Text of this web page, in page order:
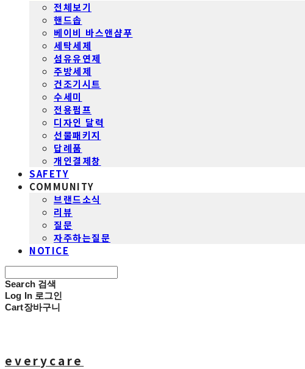
전체보기
핸드솝
베이비 바스앤샴푸
세탁세제
섬유유연제
주방세제
건조기시트
수세미
전용펌프
디자인 달력
선물패키지
답례품
개인결제창
SAFETY
COMMUNITY
브랜드소식
리뷰
질문
자주하는질문
NOTICE
Search 검색
Log In 로그인
Cart장바구니
everycare